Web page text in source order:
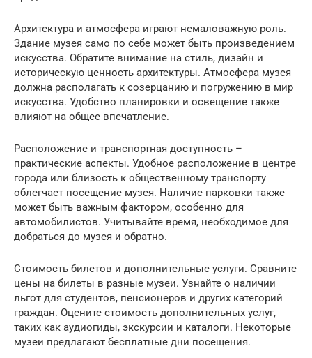
Архитектура и атмосфера играют немаловажную роль.
Здание музея само по себе может быть произведением
искусства. Обратите внимание на стиль, дизайн и
историческую ценность архитектуры. Атмосфера музея
должна располагать к созерцанию и погружению в мир
искусства. Удобство планировки и освещение также
влияют на общее впечатление.
Расположение и транспортная доступность –
практические аспекты. Удобное расположение в центре
города или близость к общественному транспорту
облегчает посещение музея. Наличие парковки также
может быть важным фактором, особенно для
автомобилистов. Учитывайте время, необходимое для
добраться до музея и обратно.
Стоимость билетов и дополнительные услуги. Сравните
цены на билеты в разные музеи. Узнайте о наличии
льгот для студентов, пенсионеров и других категорий
граждан. Оцените стоимость дополнительных услуг,
таких как аудиогиды, экскурсии и каталоги. Некоторые
музеи предлагают бесплатные дни посещения.